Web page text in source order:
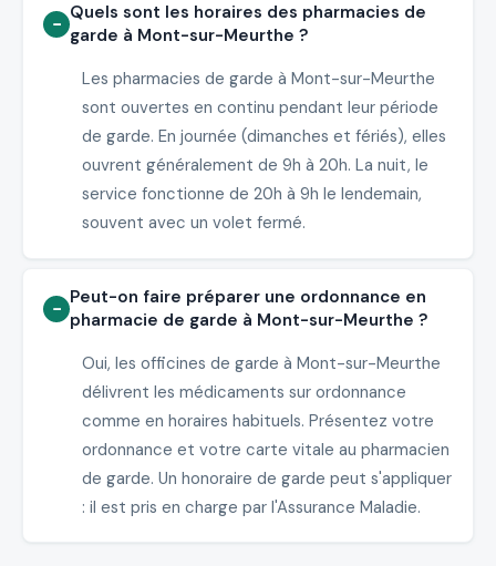
Quels sont les horaires des pharmacies de
garde à Mont-sur-Meurthe ?
Les pharmacies de garde à Mont-sur-Meurthe
sont ouvertes en continu pendant leur période
de garde. En journée (dimanches et fériés), elles
ouvrent généralement de 9h à 20h. La nuit, le
service fonctionne de 20h à 9h le lendemain,
souvent avec un volet fermé.
Peut-on faire préparer une ordonnance en
pharmacie de garde à Mont-sur-Meurthe ?
Oui, les officines de garde à Mont-sur-Meurthe
délivrent les médicaments sur ordonnance
comme en horaires habituels. Présentez votre
ordonnance et votre carte vitale au pharmacien
de garde. Un honoraire de garde peut s'appliquer
: il est pris en charge par l'Assurance Maladie.